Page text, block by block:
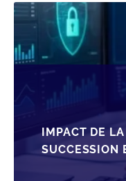
IMPACT DE
SUCCESSION